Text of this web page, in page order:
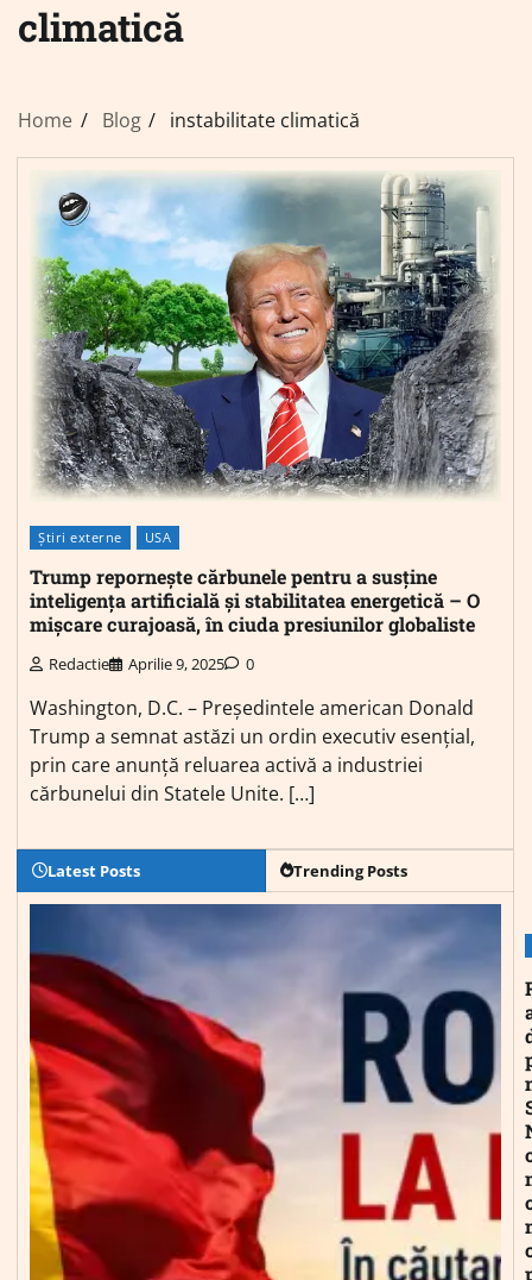
climatică
Home Blog instabilitate climatică
Știri externe USA
Trump repornește cărbunele pentru a susține
inteligența artificială și stabilitatea energetică – O
mișcare curajoasă, în ciuda presiunilor globaliste
Redactie Aprilie 9, 2025 0
Washington, D.C. – Președintele american Donald
Trump a semnat astăzi un ordin executiv esențial,
prin care anunță reluarea activă a industriei
cărbunelui din Statele Unite. […]
Latest Posts Trending Posts